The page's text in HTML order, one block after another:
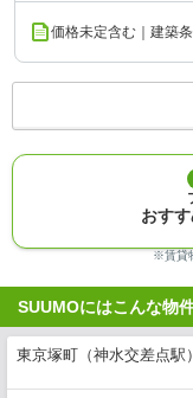
価格未定含む｜建築
おす
※賃貸
SUUMOにはこんな物
東京塚町（神水交差点